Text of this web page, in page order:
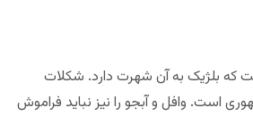
که بلژیک به آن شهرت دارد. شکلات
است. وافل و آبجو را نیز نباید فراموش